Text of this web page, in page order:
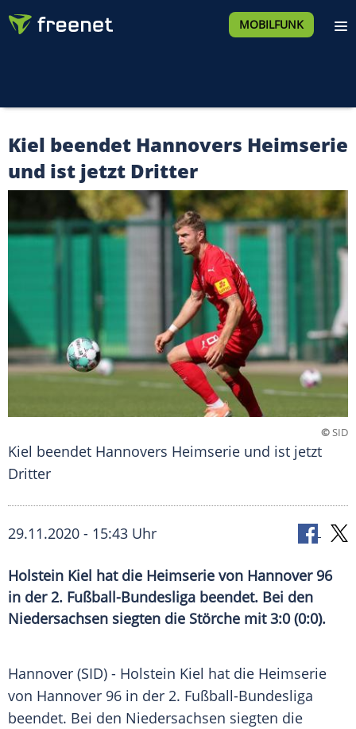
MOBILFUNK
Kiel beendet Hannovers Heimserie
und ist jetzt Dritter
©SID
Kiel beendet Hannovers Heimserie und ist jetzt
Dritter
29.11.2020 - 15:43 Uhr
Holstein Kiel hat die Heimserie von Hannover 96
in der 2. Fußball-Bundesliga beendet. Bei den
Niedersachsen siegten die Störche mit 3:0 (0:0).
Hannover (SID) - Holstein Kiel hat die Heimserie
von Hannover 96 in der 2. Fußball-Bundesliga
beendet. Bei den Niedersachsen siegten die